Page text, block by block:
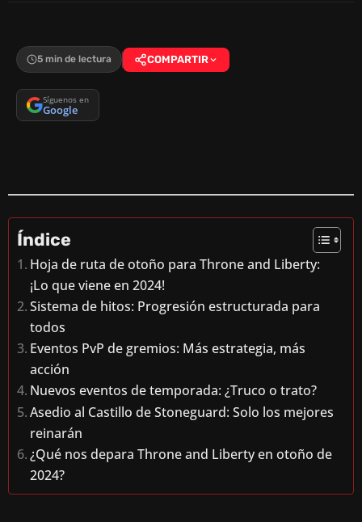
5 min de lectura COMPARTIR
Síguenos en
Google
Índice
Hoja de ruta de otoño para Throne and Liberty:
¡Lo que viene en 2024!
Sistema de hitos: Progresión estructurada para
todos
Eventos PvP de gremios: Más estrategia, más
acción
Nuevos eventos de temporada: ¿Truco o trato?
Asedio al Castillo de Stoneguard: Solo los mejores
reinarán
¿Qué nos depara Throne and Liberty en otoño de
2024?